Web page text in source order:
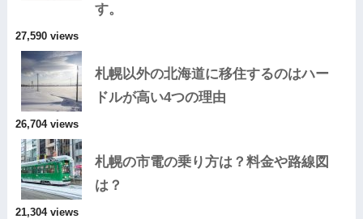
す。
27,590 views
札幌以外の北海道に移住するのはハー
ドルが高い4つの理由
26,704 views
札幌の市電の乗り方は？料金や路線図
は？
21,304 views